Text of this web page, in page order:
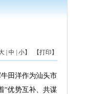
| 中 小】 【打印 】
田洋作为汕头市
“优势互补、共谋